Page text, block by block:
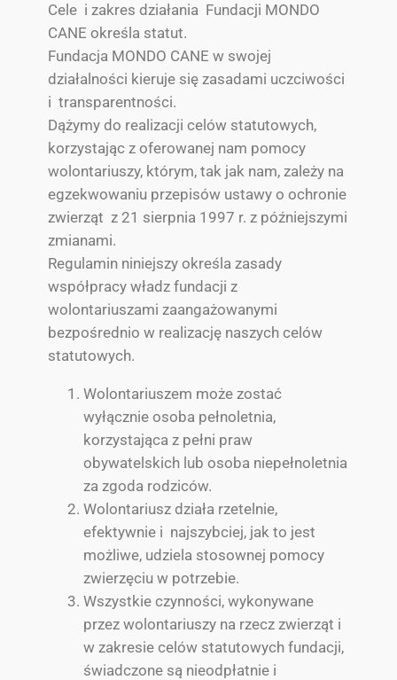
Cele i zakres działania Fundacji MONDO
CANE określa statut.
Fundacja MONDO CANE w swojej
działalności kieruje się zasadami uczciwości
i transparentności.
Dążymy do realizacji celów statutowych,
korzystając z oferowanej nam pomocy
wolontariuszy, którym, tak jak nam, zależy na
egzekwowaniu przepisów ustawy o ochronie
zwierząt z 21 sierpnia 1997 r. z późniejszymi
zmianami.
Regulamin niniejszy określa zasady
współpracy władz fundacji z
wolontariuszami zaangażowanymi
bezpośrednio w realizację naszych celów
statutowych.
Wolontariuszem może zostać
wyłącznie osoba pełnoletnia,
korzystająca z pełni praw
obywatelskich lub osoba niepełnoletnia
za zgoda rodziców.
Wolontariusz działa rzetelnie,
efektywnie i najszybciej, jak to jest
możliwe, udziela stosownej pomocy
zwierzęciu w potrzebie.
Wszystkie czynności, wykonywane
przez wolontariuszy na rzecz zwierząt i
w zakresie celów statutowych fundacji,
świadczone są nieodpłatnie i